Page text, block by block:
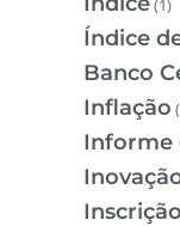
(1)
Índice
Banco
Inflação
Informe